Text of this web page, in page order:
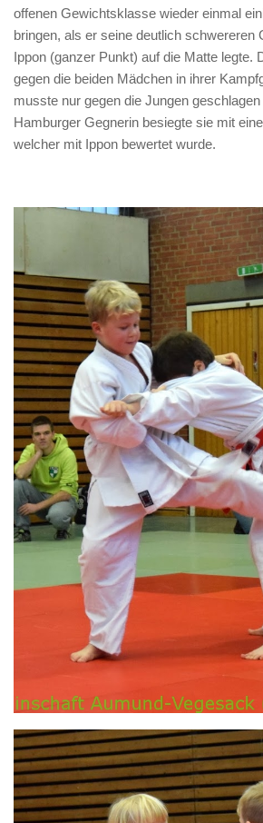
offenen Gewichtsklasse wieder einmal
bringen, als er seine deutlich schwereren
Ippon (ganzer Punkt) auf die Matte legte.
gegen die beiden Mädchen in ihrer
musste nur gegen die Jungen
Hamburger Gegnerin besiegte sie mit
welcher mit Ippon bewertet wurde.